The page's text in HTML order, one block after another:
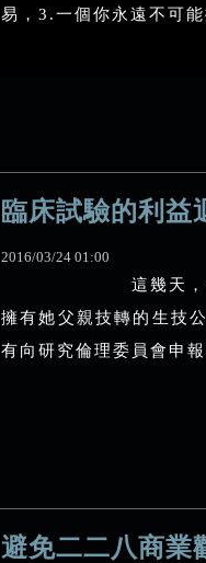
易，3.一個你永遠不可
臨床試驗的利益
2016/03/24 01:00
這幾天
擁有她父親技轉的生技
有向研究倫理委員會申
避免二二八商業